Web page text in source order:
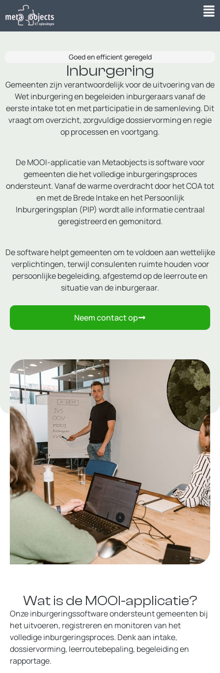
Goed en efficient geregeld
Inburgering
Gemeenten zijn verantwoordelijk voor de uitvoering van de
Wet inburgering en begeleiden inburgeraars vanaf de
eerste intake tot en met participatie in de samenleving. Dit
vraagt om overzicht, zorgvuldige dossiervorming en regie
op processen en voortgang.
De MOOI-applicatie van Metaobjects is software voor
gemeenten die het volledige inburgeringsproces
ondersteunt. Vanaf de warme overdracht door het COA tot
en met de Brede Intake en het Persoonlijk
Inburgeringsplan (PIP) wordt alle informatie centraal
geregistreerd en gemonitord.
De software helpt gemeenten om te voldoen aan wettelijke
verplichtingen, terwijl consulenten ruimte houden voor
persoonlijke begeleiding, afgestemd op de leerroute en
situatie van de inburgeraar.
Neem contact op
Wat is de MOOI-applicatie?
Onze inburgeringssoftware ondersteunt gemeenten bij
het uitvoeren, registreren en monitoren van het
volledige inburgeringsproces. Denk aan intake,
dossiervorming, leerroutebepaling, begeleiding en
rapportage.